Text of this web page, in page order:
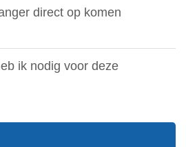
direct op komen
ik nodig voor deze